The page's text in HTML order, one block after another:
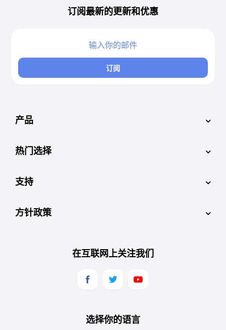
订阅最新的更新和优惠
订阅
产品
热门选择
支持
方针政策
在互联网上关注我们
选择你的语言